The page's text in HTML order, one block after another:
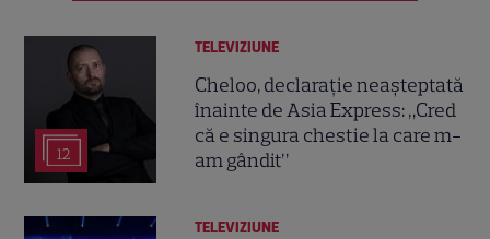
12
TELEVIZIUNE
Cheloo, declarație neașteptată
înainte de Asia Express: „Cred
că e singura chestie la care m-
am gândit”
TELEVIZIUNE